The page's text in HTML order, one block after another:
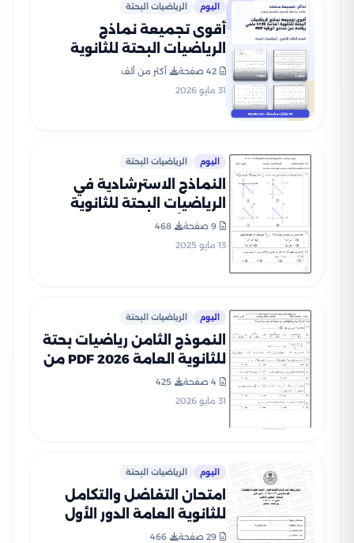
اليوم الرياضيات البحتة
أقوى تجميعة نماذج
الرياضيات البحتة للثانوية
العامة 2026 علمي رياضة من
نماذج الوزارة PDF
42 صفحة
أكثر من ألف
31 مايو 2026
اليوم الرياضيات البحتة
النماذج الاسترشادية في
الرياضيات البحتة للثانوية
العامة أبريل 2025 بصيغة pdf
9 صفحة
468
13 مايو 2025
اليوم الرياضيات البحتة
النموذج الثامن رياضيات بحتة
للثانوية العامة 2026 PDF من
نماذج الوزارة الاسترشادية
4 صفحة
425
31 مايو 2026
اليوم الرياضيات البحتة
امتحان التفاضل والتكامل
للثانوية العامة الدور الأول
29 صفحة
466